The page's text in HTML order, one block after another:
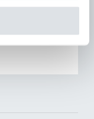
Themen